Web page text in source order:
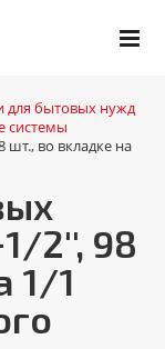
для бытовых нужд
системы
шт., во вкладке на
2'', 98
1/1